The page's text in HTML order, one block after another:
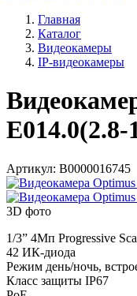
Главная
Каталог
Видеокамеры
IP-видеокамеры
E014.0(2.8-
Артикул: В0000016745
3D фото
1/3” 4Мп Progressive
42 ИК-диода
Режим день/ночь,
Класс защиты IР67